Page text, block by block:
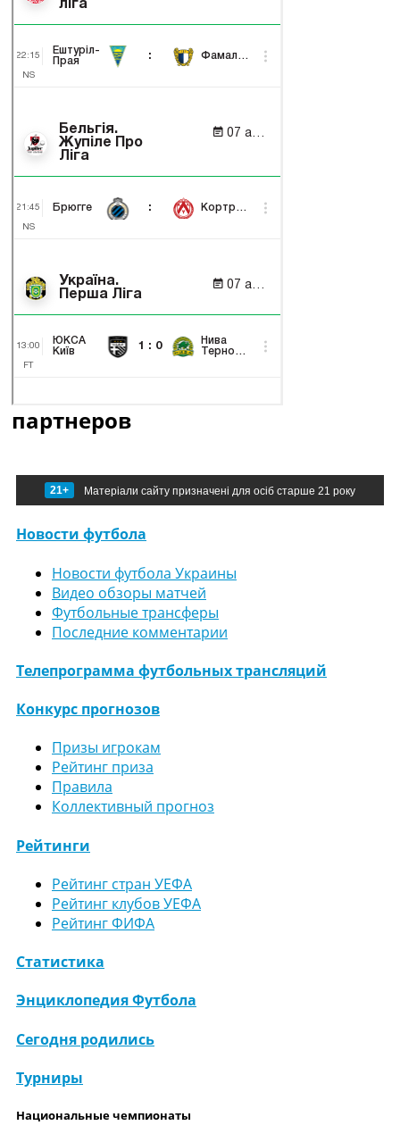
партнеров
21+ Матеріали сайту призначені для осіб старше 21 року
Новости футбола
Новости футбола Украины
Видео обзоры матчей
Футбольные трансферы
Последние комментарии
Телепрограмма футбольных трансляций
Конкурс прогнозов
Призы игрокам
Рейтинг приза
Правила
Коллективный прогноз
Рейтинги
Рейтинг стран УЕФА
Рейтинг клубов УЕФА
Рейтинг ФИФА
Статистика
Энциклопедия Футбола
Сегодня родились
Турниры
Национальные чемпионаты